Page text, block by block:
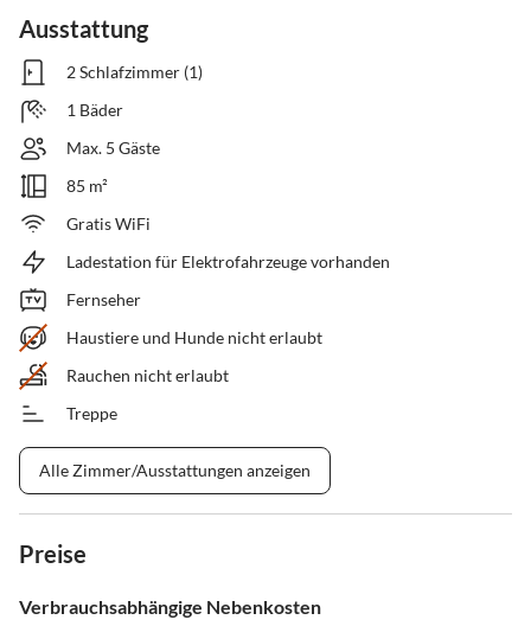
Ausstattung
2 Schlafzimmer (1)
1 Bäder
Max. 5 Gäste
85 m²
Gratis WiFi
Ladestation für Elektrofahrzeuge vorhanden
Fernseher
Haustiere und Hunde nicht erlaubt
Rauchen nicht erlaubt
Treppe
Alle Zimmer/Ausstattungen anzeigen
Preise
Verbrauchsabhängige Nebenkosten